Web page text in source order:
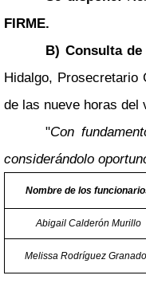
FIRME.
B) Consulta
Hidalgo, Prosecretario
de las nueve horas del
"Con
considerándolo
Nombre de los
Abigail Calderón Murillo
Melissa Rodríguez